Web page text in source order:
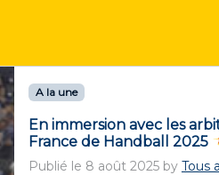
A la une
En immersion avec les
France de Handball 2025
Publié le 8 août 2025by Tous